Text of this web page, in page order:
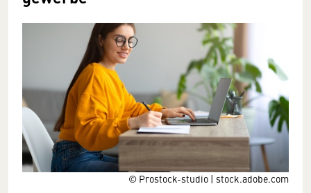
© Prostock-studio | stock.adobe.com